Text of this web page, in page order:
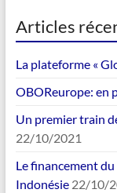
Articles
La plateforme «
OBOReurope: en
Un premier train
22/10/2021
Le financement
Indonésie 22/10/